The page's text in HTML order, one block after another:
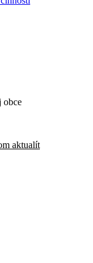
obce
aktualít